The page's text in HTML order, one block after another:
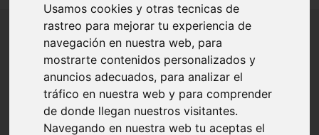
Usamos cookies y otras tecnicas de
rastreo para mejorar tu experiencia de
navegación en nuestra web, para
mostrarte contenidos personalizados y
anuncios adecuados, para analizar el
tráfico en nuestra web y para comprender
de donde llegan nuestros visitantes.
Navegando en nuestra web tu aceptas el
ALQUILAR AMIGO
Inicio Amigos Falcón Jose Marin